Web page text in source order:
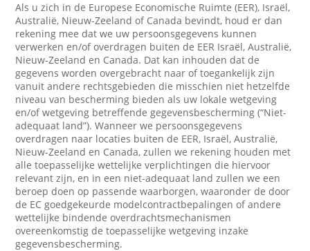
Als u zich in de Europese Economische Ruimte (EER), Israël,
Australië, Nieuw-Zeeland of Canada bevindt, houd er dan
rekening mee dat we uw persoonsgegevens kunnen
verwerken en/of overdragen buiten de EER Israël, Australië,
Nieuw-Zeeland en Canada. Dat kan inhouden dat de
gegevens worden overgebracht naar of toegankelijk zijn
vanuit andere rechtsgebieden die misschien niet hetzelfde
niveau van bescherming bieden als uw lokale wetgeving
en/of wetgeving betreffende gegevensbescherming (“Niet-
adequaat land”). Wanneer we persoonsgegevens
overdragen naar locaties buiten de EER, Israël, Australië,
Nieuw-Zeeland en Canada, zullen we rekening houden met
alle toepasselijke wettelijke verplichtingen die hiervoor
relevant zijn, en in een niet-adequaat land zullen we een
beroep doen op passende waarborgen, waaronder de door
de EC goedgekeurde modelcontractbepalingen of andere
wettelijke bindende overdrachtsmechanismen
overeenkomstig de toepasselijke wetgeving inzake
gegevensbescherming.